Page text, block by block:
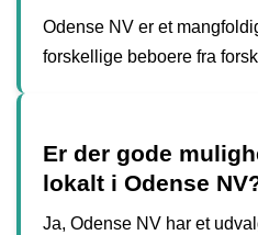
Odense NV er et
forskellige beboere fra
Er der gode
lokalt i Odense
Ja, Odense NV har et